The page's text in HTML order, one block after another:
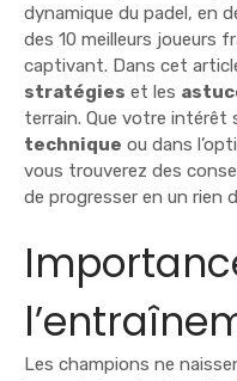
dynamique du padel, en
des 10 meilleurs joueurs
captivant. Dans cet
stratégies et les
terrain. Que votre intérêt
technique ou dans
vous trouverez des
de progresser en un rien
Les champions ne